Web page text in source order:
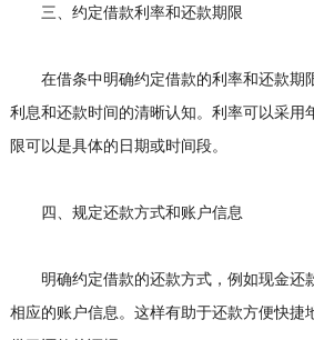
三、约定借款利率和还款期限
在借条中明确约定借款的利率和还款期
利息和还款时间的清晰认知。利率可以采用
限可以是具体的日期或时间段。
四、规定还款方式和账户信息
明确约定借款的还款方式，例如现金还
相应的账户信息。这样有助于还款方便快捷